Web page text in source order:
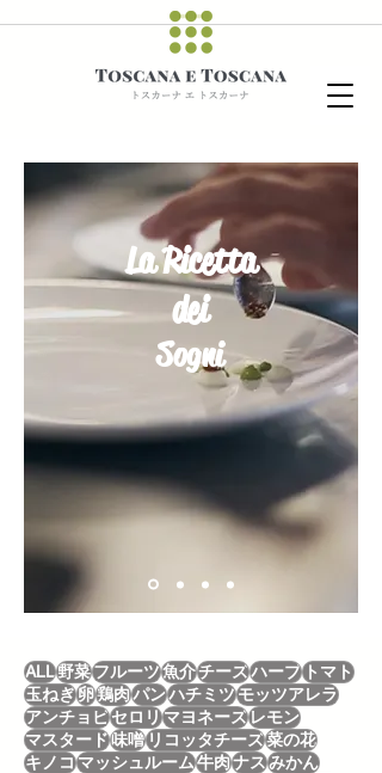
La Ricetta
dei
Sogni
ALL野菜フルーツ魚介チーズハーブトマト
玉ねぎ卵鶏肉パンハチミツモッツアレラ
アンチョビセロリマヨネーズレモン
マスタード味噌リコッタチーズ菜の花
キノコマッシュルーム牛肉ナスみかん